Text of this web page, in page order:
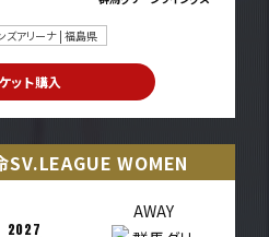
ズアリーナ | 福島県
ット購入
WOMEN
2027
AWAY